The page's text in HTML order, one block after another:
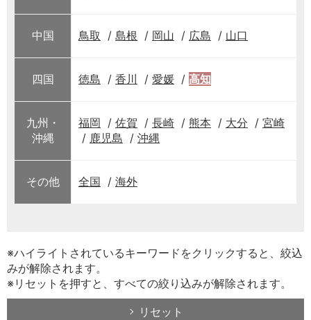
中国 鳥取 島根 岡山 広島 山口
四国 徳島 香川 愛媛 高知
九州・
沖縄
福岡 佐賀 長崎 熊本 大分
宮崎
鹿児島
沖縄
その他 全国 海外
※ハイライトされているキーワードをクリックすると、絞込
みが解除されます。
※リセットを押すと、すべての絞り込みが解除されます。
リセット